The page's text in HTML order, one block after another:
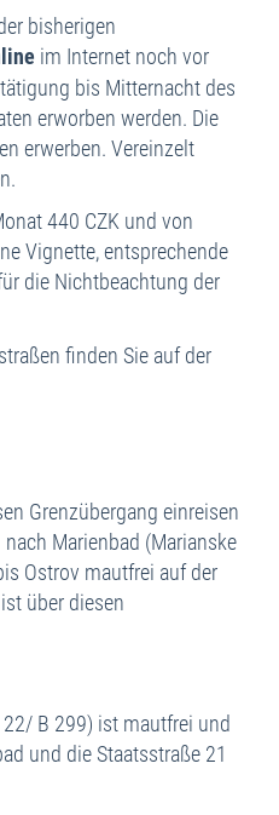
bisherigen
im Internet noch vor
bis Mitternacht des
erworben werden. Die
erwerben. Vereinzelt
440 CZK und von
Vignette, entsprechende
die Nichtbeachtung der
finden Sie auf der
Grenzübergang einreisen
Marienbad (Marianske
Ostrov mautfrei auf der
über diesen
B 299) ist mautfrei und
und die Staatsstraße 21